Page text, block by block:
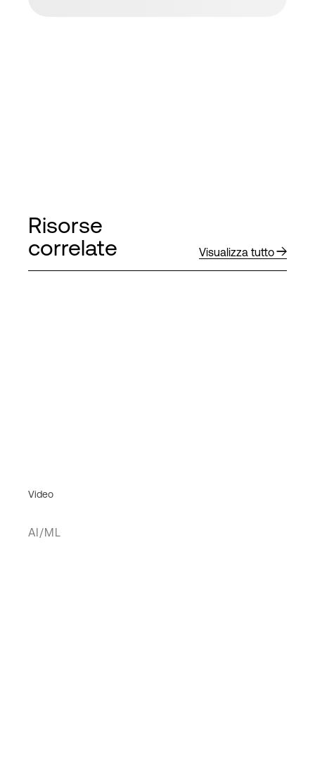
Risorse
correlate
Visualizza tutto
Video
AI/ML